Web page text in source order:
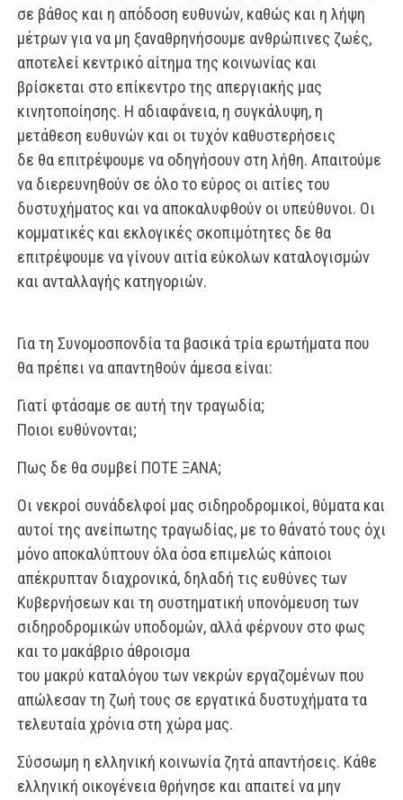
σε βάθος και η απόδοση ευθυνών, καθώς και η λήψη
μέτρων για να μη ξαναθρηνήσουμε ανθρώπινες ζωές,
αποτελεί κεντρικό αίτημα της κοινωνίας και
βρίσκεται στο επίκεντρο της απεργιακής μας
κινητοποίησης. Η αδιαφάνεια, η συγκάλυψη, η
μετάθεση ευθυνών και οι τυχόν καθυστερήσεις
δε θα επιτρέψουμε να οδηγήσουν στη λήθη. Απαιτούμε
να διερευνηθούν σε όλο το εύρος οι αιτίες του
δυστυχήματος και να αποκαλυφθούν οι υπεύθυνοι. Οι
κομματικές και εκλογικές σκοπιμότητες δε θα
επιτρέψουμε να γίνουν αιτία εύκολων καταλογισμών
και ανταλλαγής κατηγοριών.
Για τη Συνομοσπονδία τα βασικά τρία ερωτήματα που
θα πρέπει να απαντηθούν άμεσα είναι:
Γιατί φτάσαμε σε αυτή την τραγωδία;
Ποιοι ευθύνονται;
Πως δε θα συμβεί ΠΟΤΕ ΞΑΝΑ;
Οι νεκροί συνάδελφοί μας σιδηροδρομικοί, θύματα και
αυτοί της ανείπωτης τραγωδίας, με το θάνατό τους όχι
μόνο αποκαλύπτουν όλα όσα επιμελώς κάποιοι
απέκρυπταν διαχρονικά, δηλαδή τις ευθύνες των
Κυβερνήσεων και τη συστηματική υπονόμευση των
σιδηροδρομικών υποδομών, αλλά φέρνουν στο φως
και το μακάβριο άθροισμα
του μακρύ καταλόγου των νεκρών εργαζομένων που
απώλεσαν τη ζωή τους σε εργατικά δυστυχήματα τα
τελευταία χρόνια στη χώρα μας.
Σύσσωμη η ελληνική κοινωνία ζητά απαντήσεις. Κάθε
ελληνική οικογένεια θρήνησε και απαιτεί να μην